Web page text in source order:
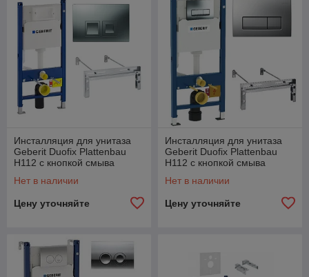
Инсталляция для унитаза
Geberit Duofix Plattenbau
H112 с кнопкой смыва
Нет в наличии
Цену уточняйте
Инсталляция для унитаза
Geberit Duofix Plattenbau
H112 с кнопкой смыва
Нет в наличии
Цену уточняйте